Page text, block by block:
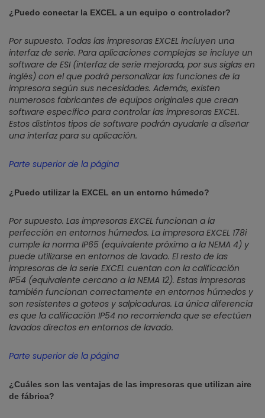
¿Puedo conectar la EXCEL a un equipo o controlador?
Por supuesto. Todas las impresoras EXCEL incluyen una
interfaz de serie. Para aplicaciones complejas se incluye un
software de ESI (interfaz de serie mejorada, por sus siglas en
inglés) con el que podrá personalizar las funciones de la
impresora según sus necesidades. Además, existen
numerosos fabricantes de equipos originales que crean
software específico para controlar las impresoras EXCEL.
Estos distintos tipos de software podrán ayudarle a diseñar
una interfaz para su aplicación.
Parte superior de la página
¿Puedo utilizar la EXCEL en un entorno húmedo?
Por supuesto. Las impresoras EXCEL funcionan a la
perfección en entornos húmedos. La impresora EXCEL 178i
cumple la norma IP65 (equivalente próximo a la NEMA 4) y
puede utilizarse en entornos de lavado. El resto de las
impresoras de la serie EXCEL cuentan con la calificación
IP54 (equivalente cercano a la NEMA 12). Estas impresoras
también funcionan correctamente en entornos húmedos y
son resistentes a goteos y salpicaduras. La única diferencia
es que la calificación IP54 no recomienda que se efectúen
lavados directos en entornos de lavado.
Parte superior de la página
¿Cuáles son las ventajas de las impresoras que utilizan aire
de fábrica?